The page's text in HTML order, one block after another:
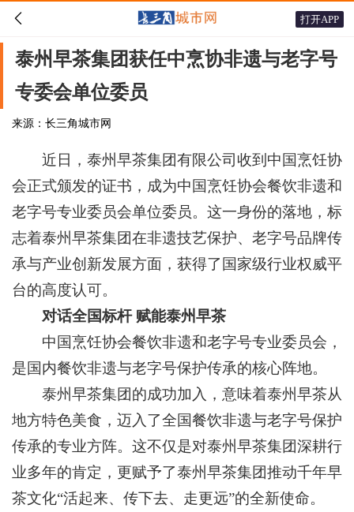
 打开APP
泰州早茶集团获任中烹协非遗与老字号
专委会单位委员
来源：长三角城市网
近日，泰州早茶集团有限公司收到中国烹饪协
会正式颁发的证书，成为中国烹饪协会餐饮非遗和
老字号专业委员会单位委员。这一身份的落地，标
志着泰州早茶集团在非遗技艺保护、老字号品牌传
承与产业创新发展方面，获得了国家级行业权威平
台的高度认可。
对话全国标杆 赋能泰州早茶
中国烹饪协会餐饮非遗和老字号专业委员会，
是国内餐饮非遗与老字号保护传承的核心阵地。
泰州早茶集团的成功加入，意味着泰州早茶从
地方特色美食，迈入了全国餐饮非遗与老字号保护
传承的专业方阵。这不仅是对泰州早茶集团深耕行
业多年的肯定，更赋予了泰州早茶集团推动千年早
茶文化“活起来、传下去、走更远”的全新使命。